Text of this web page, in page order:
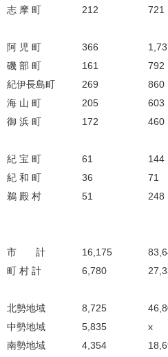
志 摩 町 212 721
阿 児 町 366
磯 部 町
161 792
紀伊長島町
269 860
海 山 町
205 603
御 浜 町
172 460
紀 宝 町 61 144
紀 和 町
36 71
鵜 殿 村
51 248
市 計 16,175
町 村 計
6,780
北勢地域 8,725
中勢地域
5,835 x
南勢地域
4,354